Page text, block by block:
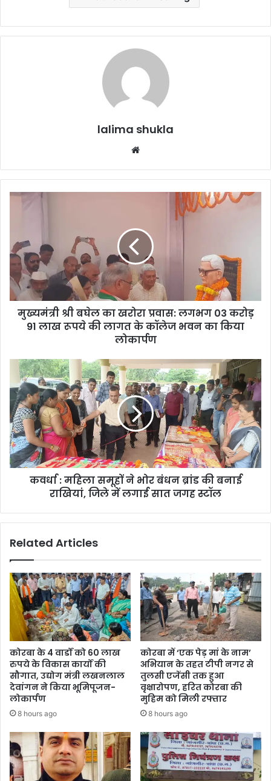
lalima shukla
मुख्यमंत्री
खरोरा
प्रवास:
लगभग
03
करोड़
लागत
कॉलेज
भवन
का
किया
लोकार्पण
मुख्यमंत्री श्री बघेल का खरोरा प्रवास: लगभग 03 करोड़
91 लाख रूपये की लागत के कॉलेज भवन का किया
लोकार्पण
कवर्धा
महिला
समूहों
ने
भोर
बंधन
ब्रांड
की
सात
कवर्धा : महिला समूहों ने भोर बंधन ब्रांड की बनाई
राखियां, जिले में लगाई सात जगह स्टॉल
Related Articles
कोरबा के 4 वार्डों को 60 लाख
रुपये के विकास कार्यों की
सौगात, उद्योग मंत्री लखनलाल
देवांगन ने किया भूमिपूजन-
लोकार्पण
8 hours ago
कोरबा में ‘एक पेड़ मां के नाम’
अभियान के तहत टीपी नगर से
तुलसी एजेंसी तक हुआ
वृक्षारोपण, हरित कोरबा की
मुहिम को मिली रफ्तार
8 hours ago